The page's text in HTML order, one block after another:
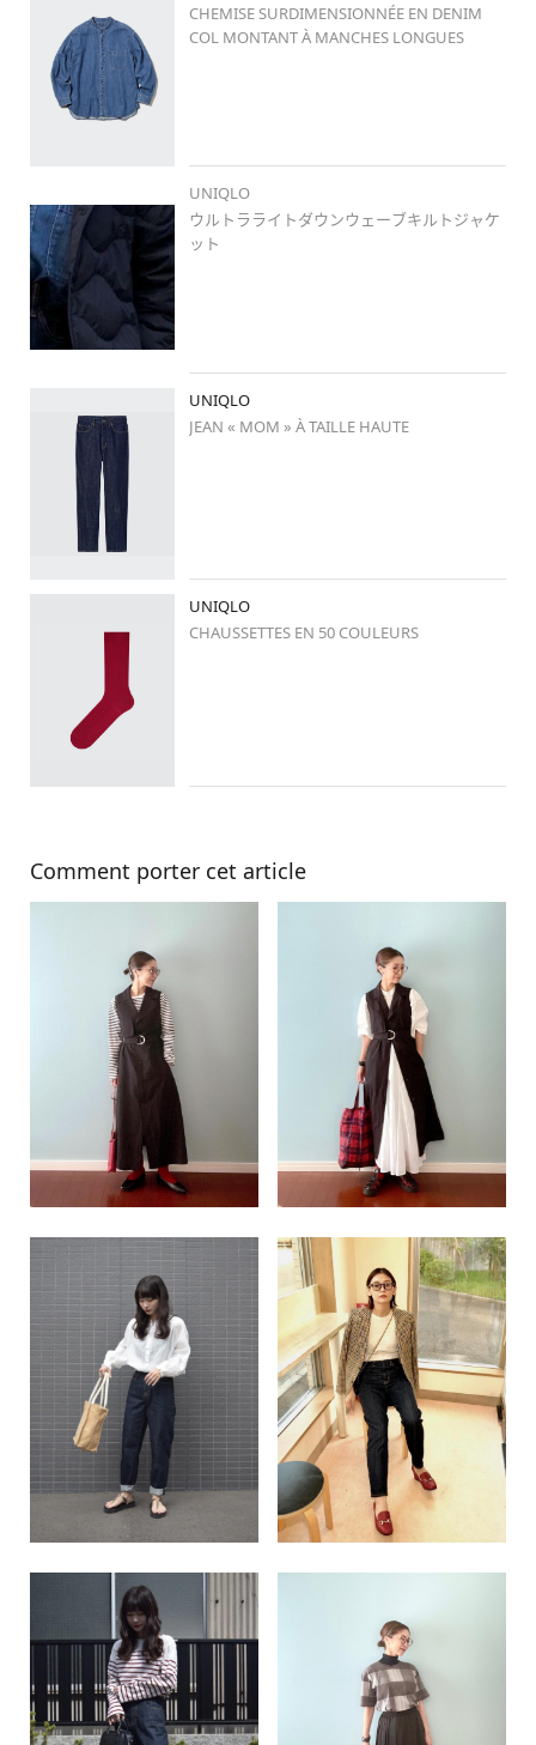
#ゆるコーデ
#レイヤード
#骨格ストレート
#低身長
#低身長コーデ
#ジェンダーレスコーデ
#デニムセットアップ
#ニット帽
#ユニデニ
#uniqlojeans
CHEMISE SURDIMENSIONNÉE EN DENIM
COL MONTANT À MANCHES LONGUES
UNIQLO
ウルトラライトダウンウェーブキルトジャケ
ット
UNIQLO
JEAN « MOM » À TAILLE HAUTE
UNIQLO
CHAUSSETTES EN 50 COULEURS
Comment porter cet article